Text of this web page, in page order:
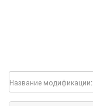
Название модификации: